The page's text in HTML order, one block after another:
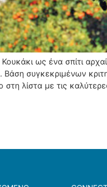
ως ένα σπίτι
συγκεκριμένων
λίστα με τις